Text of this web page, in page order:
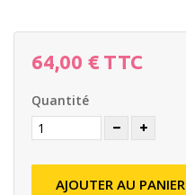
64,00 € TTC
Quantité
AJOUTER AU PANIER